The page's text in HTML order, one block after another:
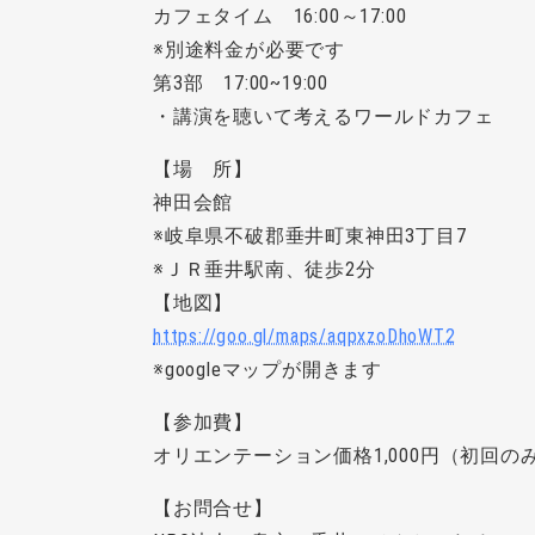
カフェタイム 16:00～17:00
※別途料金が必要です
第3部 17:00~19:00
・講演を聴いて考えるワールドカフェ
【場 所】
神田会館
※岐阜県不破郡垂井町東神田3丁目7
※ＪＲ垂井駅南、徒歩2分
【地図】
https://goo.gl/maps/aqpxzoDhoWT2
※googleマップが開きます
【参加費】
オリエンテーション価格1,000円（初回の
【お問合せ】